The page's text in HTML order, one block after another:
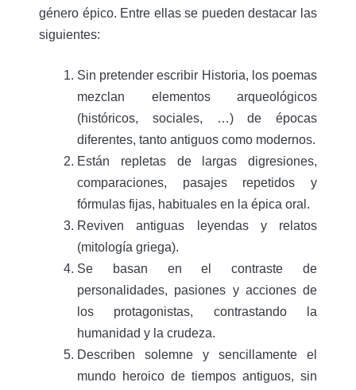
género épico. Entre ellas se pueden destacar las
siguientes:
Sin pretender escribir Historia, los poemas
mezclan elementos arqueológicos
(históricos, sociales, …) de épocas
diferentes, tanto antiguos como modernos.
Están repletas de largas digresiones,
comparaciones, pasajes repetidos y
fórmulas fijas, habituales en la épica oral.
Reviven antiguas leyendas y relatos
(mitología griega).
Se basan en el contraste de
personalidades, pasiones y acciones de
los protagonistas, contrastando la
humanidad y la crudeza.
Describen solemne y sencillamente el
mundo heroico de tiempos antiguos, sin